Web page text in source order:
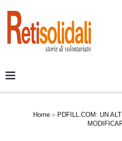
Home » PDFILL.COM: UN